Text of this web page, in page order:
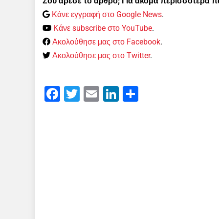
Κάνε εγγραφή στο Google News.
Κάνε subscribe στο YouTube.
Ακολούθησε μας στο Facebook.
Ακολούθησε μας στο Twitter.
Facebook
Twitter Email LinkedIn